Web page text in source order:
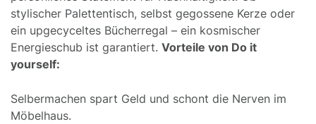
stylischer Palettentisch, selbst gegossene Kerze oder
ein upgecyceltes Bücherregal – ein kosmischer
Energieschub ist garantiert. Vorteile von Do it
yourself:
Selbermachen spart Geld und schont die Nerven im
Möbelhaus.